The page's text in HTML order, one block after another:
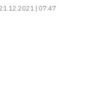
| 07:47